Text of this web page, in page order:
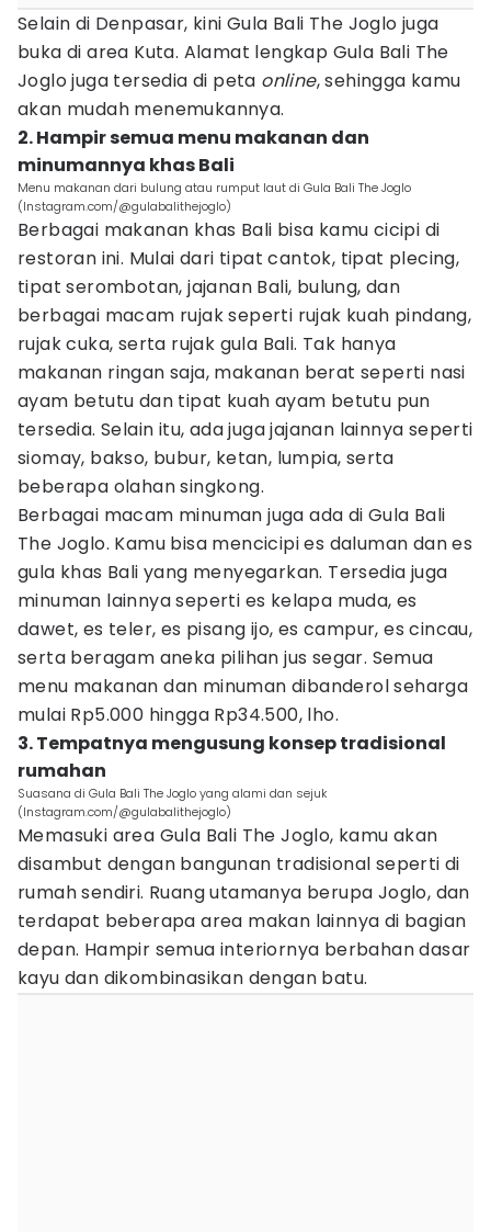
Selain di Denpasar, kini Gula Bali The Joglo juga
buka di area Kuta. Alamat lengkap Gula Bali The
Joglo juga tersedia di peta online, sehingga kamu
akan mudah menemukannya.
2. Hampir semua menu makanan dan
minumannya khas Bali
Menu makanan dari bulung atau rumput laut di Gula Bali The Joglo
(Instagram.com/@gulabalithejoglo)
Berbagai makanan khas Bali bisa kamu cicipi di
restoran ini. Mulai dari tipat cantok, tipat plecing,
tipat serombotan, jajanan Bali, bulung, dan
berbagai macam rujak seperti rujak kuah pindang,
rujak cuka, serta rujak gula Bali. Tak hanya
makanan ringan saja, makanan berat seperti nasi
ayam betutu dan tipat kuah ayam betutu pun
tersedia. Selain itu, ada juga jajanan lainnya seperti
siomay, bakso, bubur, ketan, lumpia, serta
beberapa olahan singkong.
Berbagai macam minuman juga ada di Gula Bali
The Joglo. Kamu bisa mencicipi es daluman dan es
gula khas Bali yang menyegarkan. Tersedia juga
minuman lainnya seperti es kelapa muda, es
dawet, es teler, es pisang ijo, es campur, es cincau,
serta beragam aneka pilihan jus segar. Semua
menu makanan dan minuman dibanderol seharga
mulai Rp5.000 hingga Rp34.500, lho.
3. Tempatnya mengusung konsep tradisional
rumahan
Suasana di Gula Bali The Joglo yang alami dan sejuk
(Instagram.com/@gulabalithejoglo)
Memasuki area Gula Bali The Joglo, kamu akan
disambut dengan bangunan tradisional seperti di
rumah sendiri. Ruang utamanya berupa Joglo, dan
terdapat beberapa area makan lainnya di bagian
depan. Hampir semua interiornya berbahan dasar
kayu dan dikombinasikan dengan batu.